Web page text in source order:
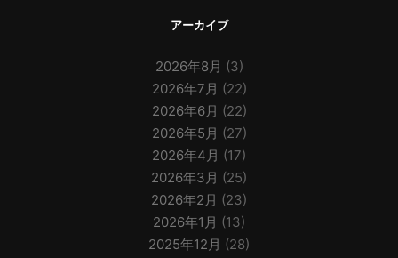
アーカイブ
2026年8月 (3)
2026年7月 (22)
2026年6月 (22)
2026年5月 (27)
2026年4月 (17)
2026年3月 (25)
2026年2月 (23)
2026年1月 (13)
2025年12月 (28)